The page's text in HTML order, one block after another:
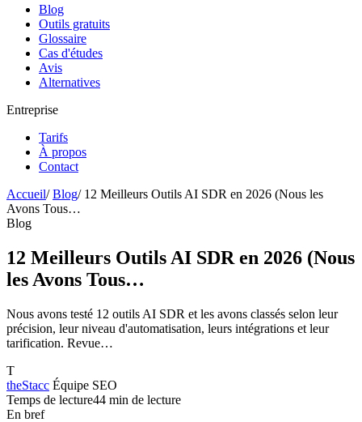
Blog
Outils gratuits
Glossaire
Cas d'études
Avis
Alternatives
Entreprise
Tarifs
À propos
Contact
Accueil/ Blog/ 12 Meilleurs Outils AI SDR en 2026 (Nous les
Avons Tous…
Blog
12 Meilleurs Outils AI SDR en 2026 (Nous
les Avons Tous…
Nous avons testé 12 outils AI SDR et les avons classés selon leur
précision, leur niveau d'automatisation, leurs intégrations et leur
tarification. Revue…
T
theStacc Équipe SEO
Temps de lecture44 min de lecture
En bref